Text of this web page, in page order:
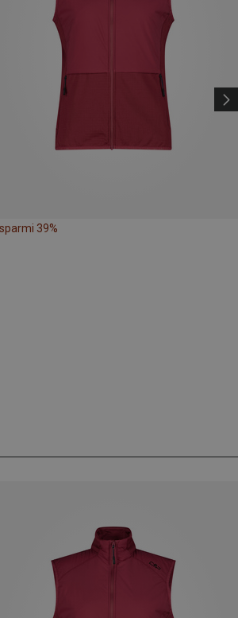
39%